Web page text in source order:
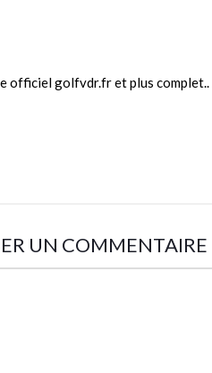
officiel golfvdr.fr et plus complet..
UN COMMENTAIRE